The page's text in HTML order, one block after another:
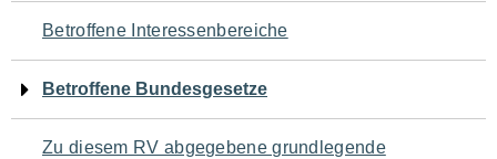
Seiteninhalt
Betroffene Interessenbereiche
Betroffene Bundesgesetze
Zu diesem RV abgegebene grundlegende